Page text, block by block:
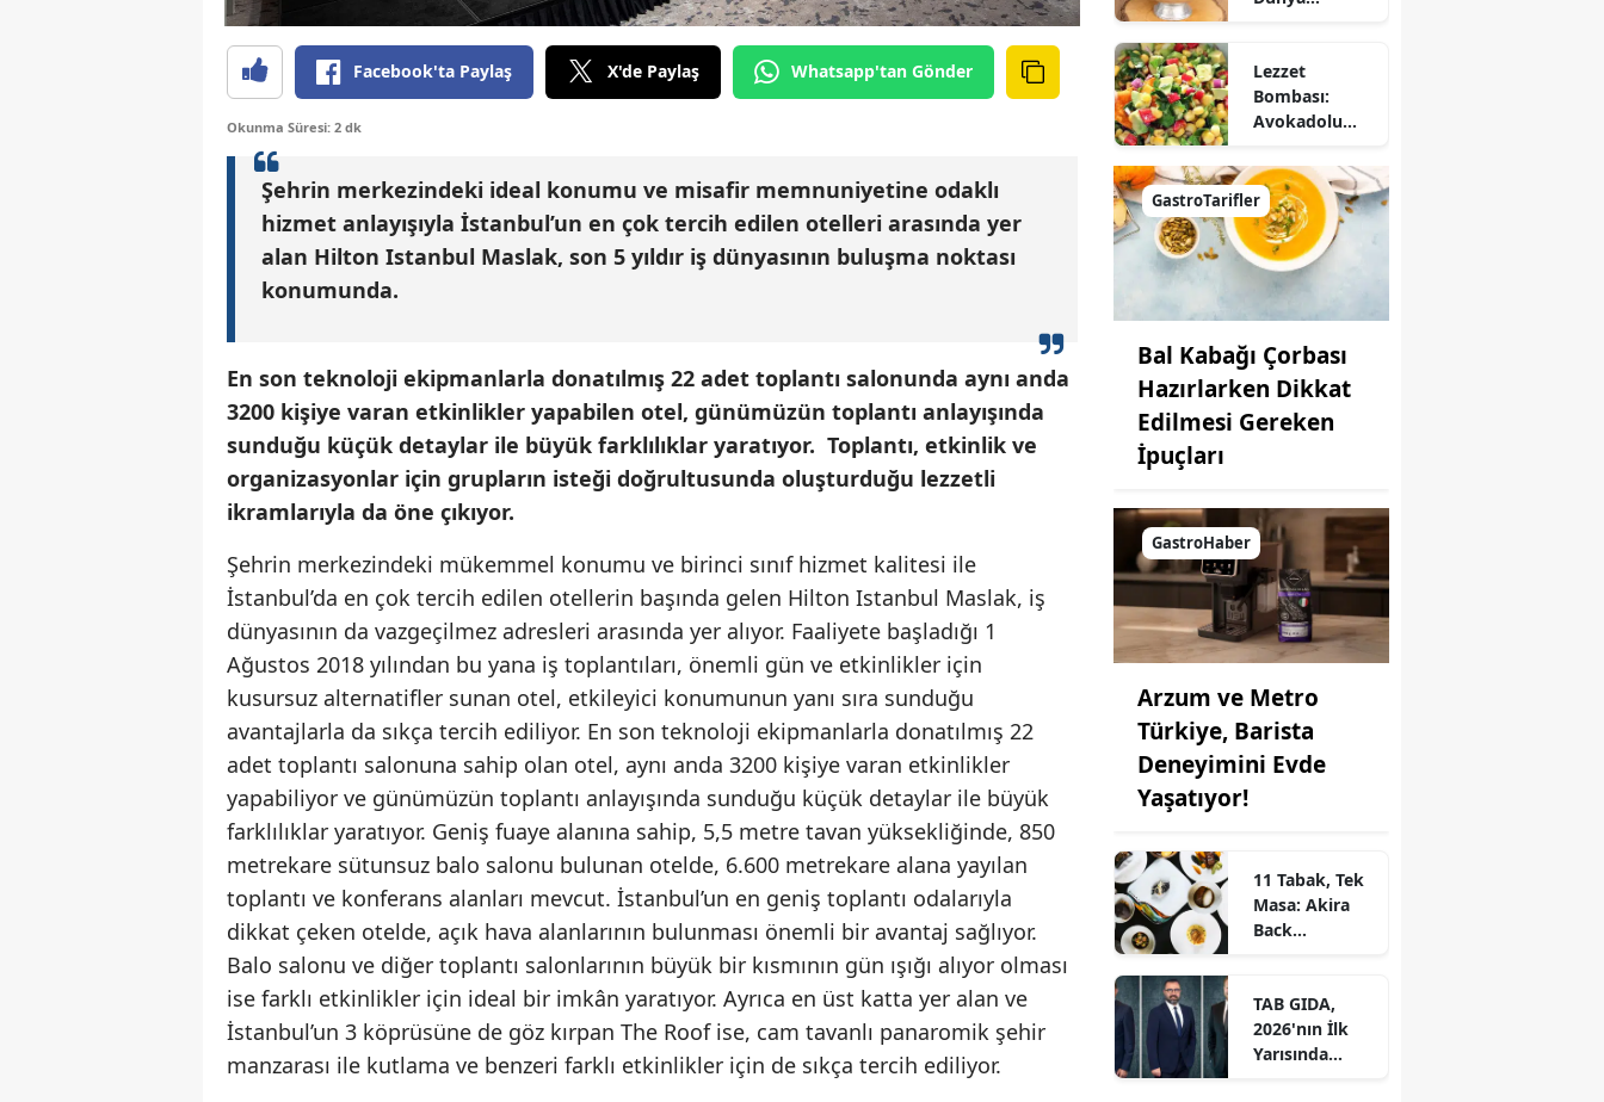
Facebook'ta Paylaş X'de Paylaş Whatsapp'tan Gönder
Okunma Süresi: 2 dk
Şehrin merkezindeki ideal konumu ve misafir memnuniyetine odaklı
hizmet anlayışıyla İstanbul’un en çok tercih edilen otelleri arasında yer
alan Hilton Istanbul Maslak, son 5 yıldır iş dünyasının buluşma noktası
konumunda.
En son teknoloji ekipmanlarla donatılmış 22 adet toplantı salonunda aynı anda
3200 kişiye varan etkinlikler yapabilen otel, günümüzün toplantı anlayışında
sunduğu küçük detaylar ile büyük farklılıklar yaratıyor. Toplantı, etkinlik ve
organizasyonlar için grupların isteği doğrultusunda oluşturduğu lezzetli
ikramlarıyla da öne çıkıyor.
Şehrin merkezindeki mükemmel konumu ve birinci sınıf hizmet kalitesi ile
İstanbul’da en çok tercih edilen otellerin başında gelen Hilton Istanbul Maslak, iş
dünyasının da vazgeçilmez adresleri arasında yer alıyor. Faaliyete başladığı 1
Ağustos 2018 yılından bu yana iş toplantıları, önemli gün ve etkinlikler için
kusursuz alternatifler sunan otel, etkileyici konumunun yanı sıra sunduğu
avantajlarla da sıkça tercih ediliyor. En son teknoloji ekipmanlarla donatılmış 22
adet toplantı salonuna sahip olan otel, aynı anda 3200 kişiye varan etkinlikler
yapabiliyor ve günümüzün toplantı anlayışında sunduğu küçük detaylar ile büyük
farklılıklar yaratıyor. Geniş fuaye alanına sahip, 5,5 metre tavan yüksekliğinde, 850
metrekare sütunsuz balo salonu bulunan otelde, 6.600 metrekare alana yayılan
toplantı ve konferans alanları mevcut. İstanbul’un en geniş toplantı odalarıyla
dikkat çeken otelde, açık hava alanlarının bulunması önemli bir avantaj sağlıyor.
Balo salonu ve diğer toplantı salonlarının büyük bir kısmının gün ışığı alıyor olması
ise farklı etkinlikler için ideal bir imkân yaratıyor. Ayrıca en üst katta yer alan ve
İstanbul’un 3 köprüsüne de göz kırpan The Roof ise, cam tavanlı panaromik şehir
manzarası ile kutlama ve benzeri farklı etkinlikler için de sıkça tercih ediliyor.
Lezzet
Bombası:
Avokadolu
Nasıl Yapılır?
GastroTarifler
Bal Kabağı Çorbası
Hazırlarken Dikkat
Edilmesi Gereken
İpuçları
GastroHaber
Arzum ve Metro
Türkiye, Barista
Deneyimini Evde
Yaşatıyor!
11 Tabak, Tek
Masa: Akira
Back
Chef’s Table
TAB GIDA,
2026'nın İlk
Yarısında